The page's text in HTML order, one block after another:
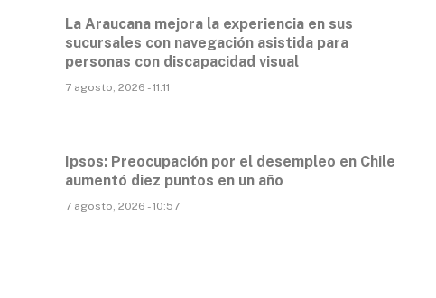
La Araucana mejora la experiencia en sus
sucursales con navegación asistida para
personas con discapacidad visual
7 agosto, 2026 - 11:11
Ipsos: Preocupación por el desempleo en Chile
aumentó diez puntos en un año
7 agosto, 2026 - 10:57